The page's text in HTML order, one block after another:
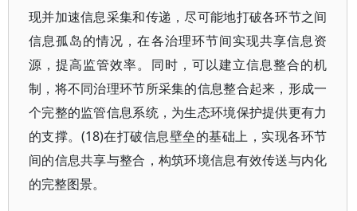
现并加速信息采集和传递，尽可能地打破各环节之间
信息孤岛的情况，在各治理环节间实现共享信息资
源，提高监管效率。同时，可以建立信息整合的机
制，将不同治理环节所采集的信息整合起来，形成一
个完整的监管信息系统，为生态环境保护提供更有力
的支撑。(18)在打破信息壁垒的基础上，实现各环节
间的信息共享与整合，构筑环境信息有效传送与内化
的完整图景。